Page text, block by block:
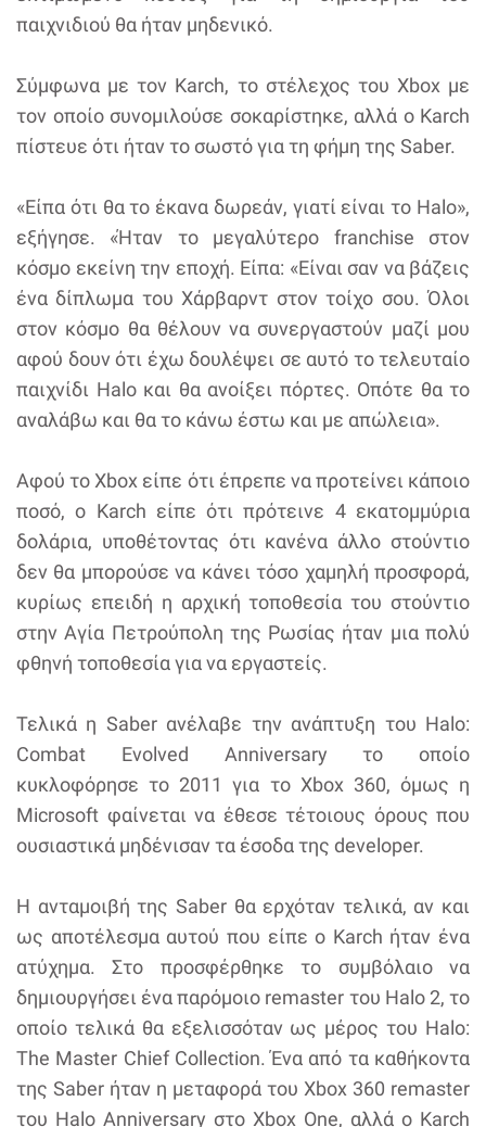
παιχνιδιού θα ήταν μηδενικό.
Σύμφωνα με τον Karch, το στέλεχος του Xbox με
τον οποίο συνομιλούσε σοκαρίστηκε, αλλά ο Karch
πίστευε ότι ήταν το σωστό για τη φήμη της Saber.
«Είπα ότι θα το έκανα δωρεάν, γιατί είναι το Halo»,
εξήγησε. «Ήταν το μεγαλύτερο franchise στον
κόσμο εκείνη την εποχή. Είπα: «Είναι σαν να βάζεις
ένα δίπλωμα του Χάρβαρντ στον τοίχο σου. Όλοι
στον κόσμο θα θέλουν να συνεργαστούν μαζί μου
αφού δουν ότι έχω δουλέψει σε αυτό το τελευταίο
παιχνίδι Halo και θα ανοίξει πόρτες. Οπότε θα το
αναλάβω και θα το κάνω έστω και με απώλεια».
Αφού το Xbox είπε ότι έπρεπε να προτείνει κάποιο
ποσό, ο Karch είπε ότι πρότεινε 4 εκατομμύρια
δολάρια, υποθέτοντας ότι κανένα άλλο στούντιο
δεν θα μπορούσε να κάνει τόσο χαμηλή προσφορά,
κυρίως επειδή η αρχική τοποθεσία του στούντιο
στην Αγία Πετρούπολη της Ρωσίας ήταν μια πολύ
φθηνή τοποθεσία για να εργαστείς.
Τελικά η Saber ανέλαβε την ανάπτυξη του Halo:
Combat Evolved Anniversary το οποίο
κυκλοφόρησε το 2011 για το Xbox 360, όμως η
Microsoft φαίνεται να έθεσε τέτοιους όρους που
ουσιαστικά μηδένισαν τα έσοδα της developer.
Η ανταμοιβή της Saber θα ερχόταν τελικά, αν και
ως αποτέλεσμα αυτού που είπε ο Karch ήταν ένα
ατύχημα. Στο προσφέρθηκε το συμβόλαιο να
δημιουργήσει ένα παρόμοιο remaster του Halo 2, το
οποίο τελικά θα εξελισσόταν ως μέρος του Halo:
The Master Chief Collection. Ένα από τα καθήκοντα
της Saber ήταν η μεταφορά του Xbox 360 remaster
του Halo Anniversary στο Xbox One, αλλά ο Karch